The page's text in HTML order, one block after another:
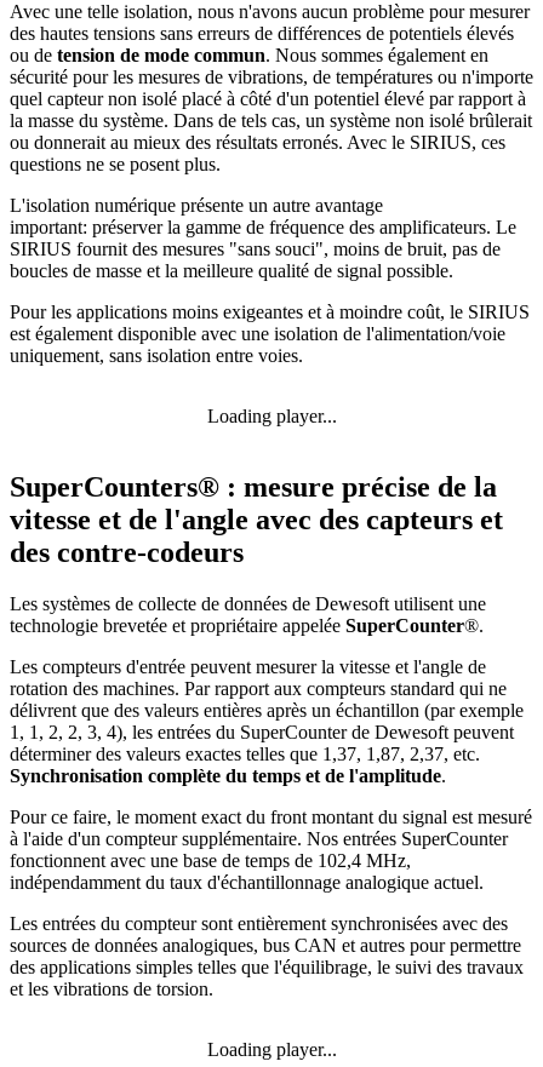
Avec une telle isolation, nous n'avons aucun problème pour mesurer
des hautes tensions sans erreurs de différences de potentiels élevés
ou de tension de mode commun. Nous sommes également en
sécurité pour les mesures de vibrations, de températures ou n'importe
quel capteur non isolé placé à côté d'un potentiel élevé par rapport à
la masse du système. Dans de tels cas, un système non isolé brûlerait
ou donnerait au mieux des résultats erronés. Avec le SIRIUS, ces
questions ne se posent plus.
L'isolation numérique présente un autre avantage
important: préserver la gamme de fréquence des amplificateurs. Le
SIRIUS fournit des mesures "sans souci", moins de bruit, pas de
boucles de masse et la meilleure qualité de signal possible.
Pour les applications moins exigeantes et à moindre coût, le SIRIUS
est également disponible avec une isolation de l'alimentation/voie
uniquement, sans isolation entre voies.
Loading player...
SuperCounters® : mesure précise de la
vitesse et de l'angle avec des capteurs et
des contre-codeurs
Les systèmes de collecte de données de Dewesoft utilisent une
technologie brevetée et propriétaire appelée SuperCounter®.
Les compteurs d'entrée peuvent mesurer la vitesse et l'angle de
rotation des machines. Par rapport aux compteurs standard qui ne
délivrent que des valeurs entières après un échantillon (par exemple
1, 1, 2, 2, 3, 4), les entrées du SuperCounter de Dewesoft peuvent
déterminer des valeurs exactes telles que 1,37, 1,87, 2,37, etc.
Synchronisation complète du temps et de l'amplitude.
Pour ce faire, le moment exact du front montant du signal est mesuré
à l'aide d'un compteur supplémentaire. Nos entrées SuperCounter
fonctionnent avec une base de temps de 102,4 MHz,
indépendamment du taux d'échantillonnage analogique actuel.
Les entrées du compteur sont entièrement synchronisées avec des
sources de données analogiques, bus CAN et autres pour permettre
des applications simples telles que l'équilibrage, le suivi des travaux
et les vibrations de torsion.
Loading player...